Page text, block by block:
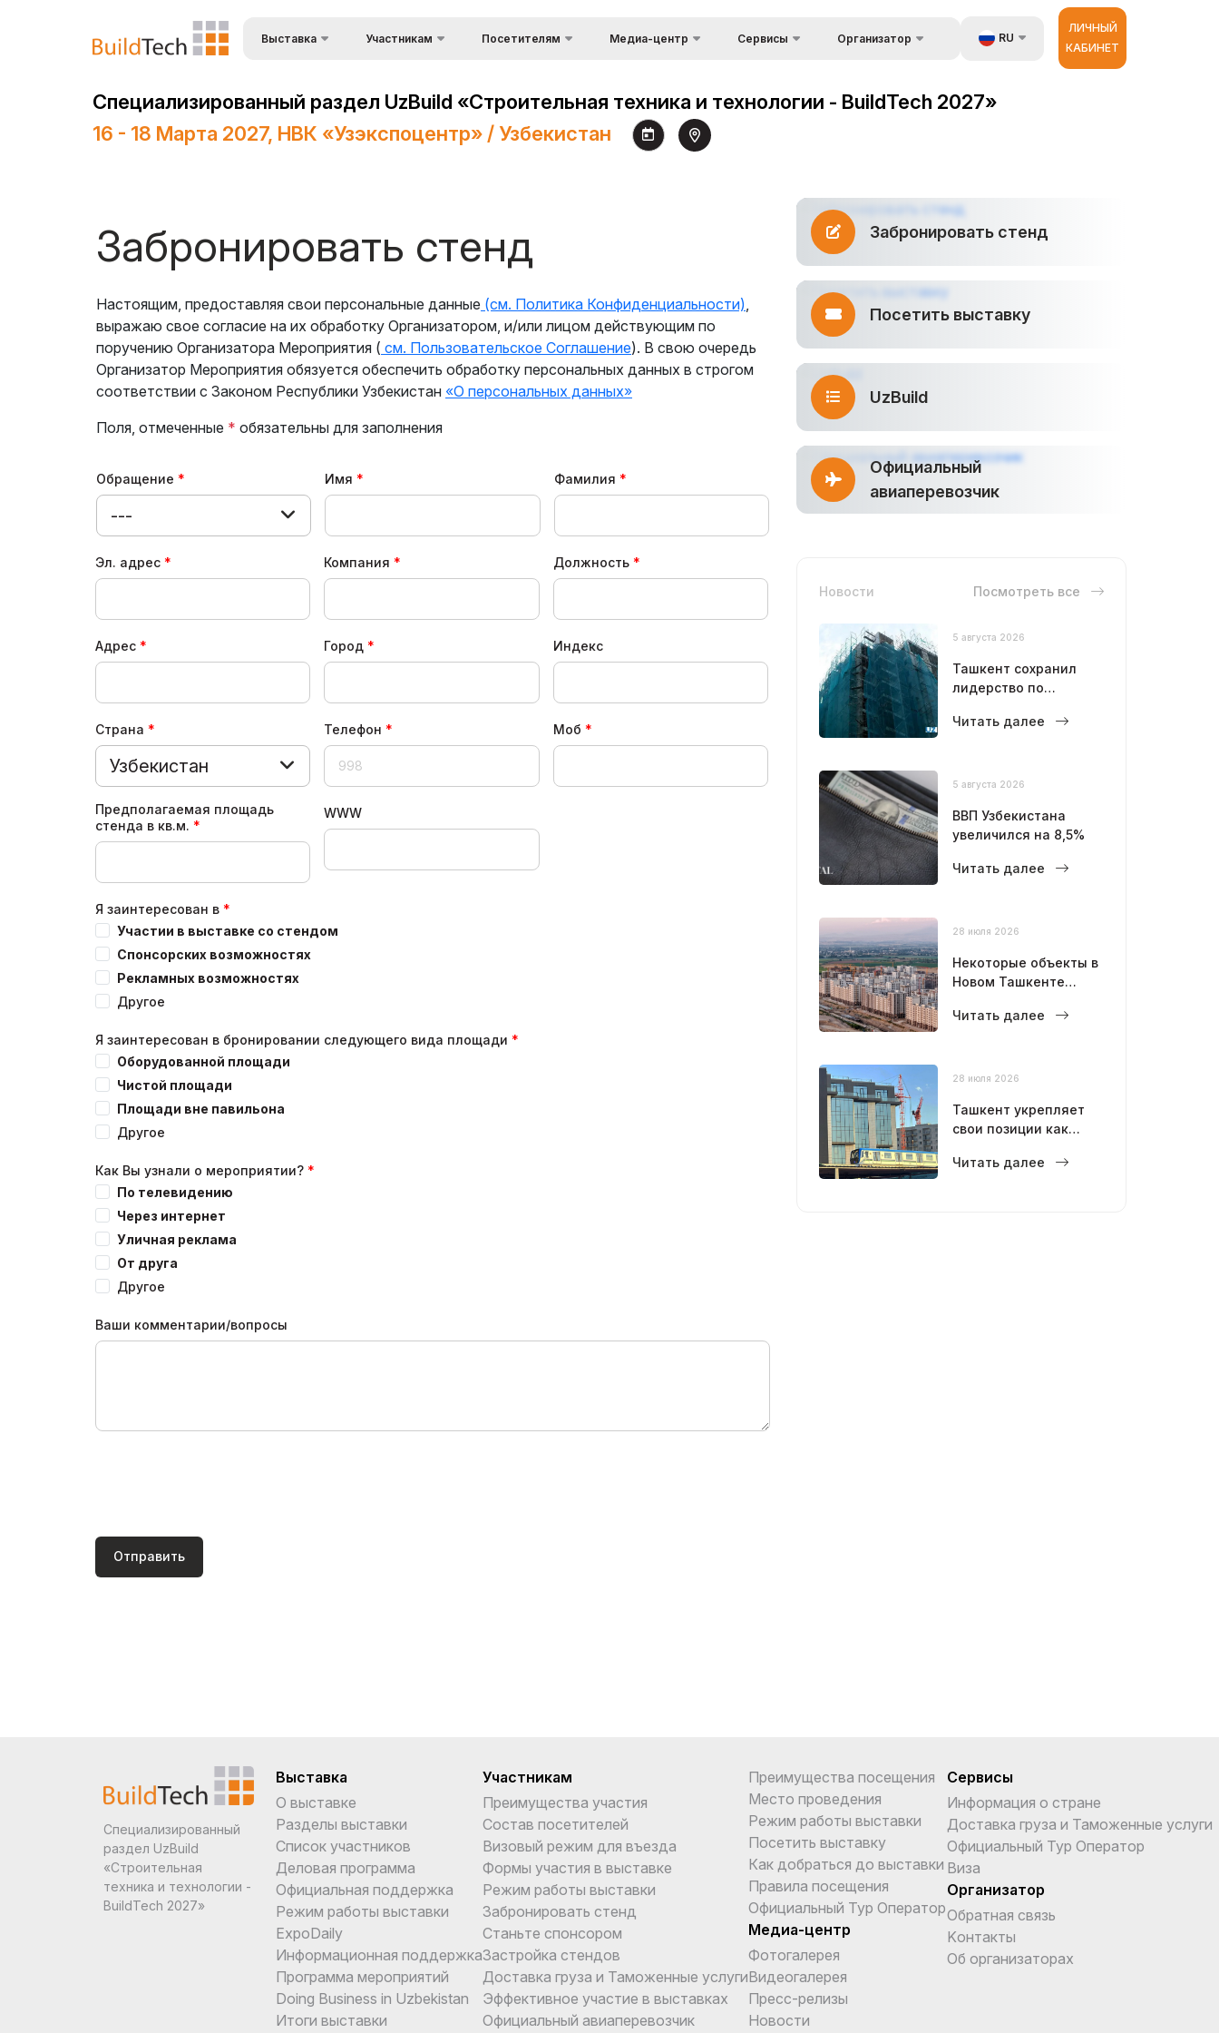
Выставка
Разделы выставки
Список участников
Режим работы выставки
Информационная
Программа мероприятий
Uzbekistan
Участникам
Состав посетителей
Визовый режим для
Режим работы выставки
Станьте спонсором
Застройка стендов
Доставка груза и
Посетителям
посещения
Место проведения
выставки
Официальный Тур
Оператор
Медиа-центр
Видеогалерея
Пресс-релизы
Сервисы
Доставка груза и
Организатор
Kонтакты
RU
ЛИЧНЫЙ
КАБИНЕТ
Специализированный раздел UzBuild «Строительная техника и технологии - BuildTech 2027»
16 - 18 Марта 2027, НВК «Узэкспоцентр» / Узбекистан
Забронировать стенд
Настоящим, предоставляя свои персональные данные (см. Политика Конфиденциальности)
выражаю свое согласие на их обработку Организатором, и/или лицом действующим по
поручению Организатора Мероприятия ( см. Пользовательское Соглашение). В свою очередь
Организатор Мероприятия обязуется обеспечить обработку персональных данных в строгом
соответствии с Законом Республики Узбекистан «О персональных данных»
Поля, отмеченные * обязательны для заполнения
Обращение
---
Имя Фамилия
Эл. адрес Компания Должность
Адрес Город Индекс
Страна
Узбекистан
Телефон Моб
Предполагаемая площадь
стенда в кв.м.
WWW
Я заинтересован в
Участии в выставке со стендом
Спонсорских возможностях
Рекламных возможностях
Другое
Я заинтересован в бронировании следующего вида площади
Оборудованной площади
Чистой площади
Площади вне павильона
Другое
Как Вы узнали о мероприятии?
По телевидению
Через интернет
Уличная реклама
От друга
Другое
Ваши комментарии/вопросы
Отправить
Забронировать стенд
Посетить выставку
UzBuild
Официальный
авиаперевозчик
Новости Посмотреть все
5 августа 2026
Ташкент сохранил
лидерство по
строительства
Читать далее
5 августа 2026
ВВП Узбекистана
увеличился на 8,5%
Читать далее
28 июля 2026
Некоторые объекты в
Новом Ташкенте
году
Читать далее
28 июля 2026
Ташкент укрепляет
свои позиции как
мегаполис
Читать далее
Специализированный
раздел UzBuild
«Строительная
техника и технологии -
BuildTech 2027»
Выставка
О выставке
Разделы выставки
Список участников
Деловая программа
Официальная поддержка
Режим работы выставки
ExpoDaily
Информационная поддержка
Программа мероприятий
Doing Business in Uzbekistan
Итоги выставки
Участникам
Преимущества участия
Состав посетителей
Визовый режим для въезда
Формы участия в выставке
Режим работы выставки
Забронировать стенд
Станьте спонсором
Застройка стендов
Доставка груза и Таможенные услуги
Эффективное участие в выставках
Официальный авиаперевозчик
Преимущества посещения
Место проведения
Режим работы выставки
Посетить выставку
Как добраться до выставки
Правила посещения
Официальный Тур Оператор
Медиа-центр
Фотогалерея
Видеогалерея
Пресс-релизы
Новости
Сервисы
Информация о стране
Доставка груза и Таможенные услуги
Официальный Тур Оператор
Виза
Организатор
Обратная связь
Kонтакты
Об организаторах